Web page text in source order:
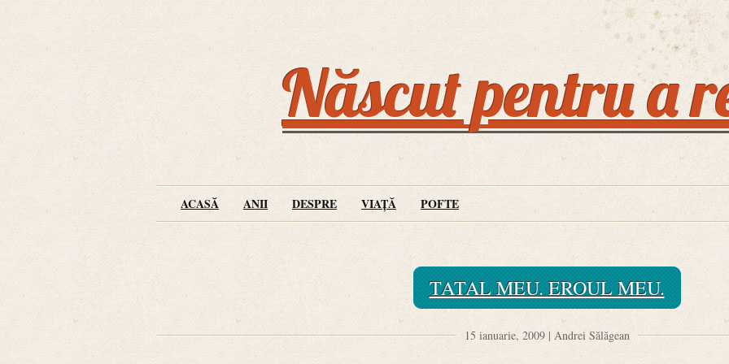
Născut pentru a
ACASĂ ANII DESPRE VIAȚĂ POFTE
TATAL MEU. EROUL MEU.
15 ianuarie, 2009 | Andrei Sălăgean